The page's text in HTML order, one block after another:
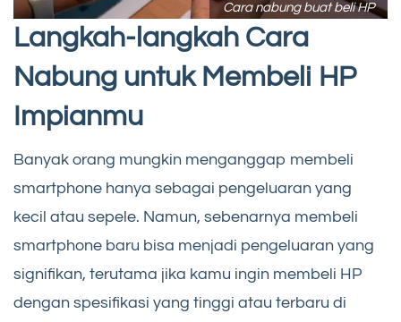
Cara nabung buat beli HP
Langkah-langkah Cara
Nabung untuk Membeli HP
Impianmu
Banyak orang mungkin menganggap membeli
smartphone hanya sebagai pengeluaran yang
kecil atau sepele. Namun, sebenarnya membeli
smartphone baru bisa menjadi pengeluaran yang
signifikan, terutama jika kamu ingin membeli HP
dengan spesifikasi yang tinggi atau terbaru di